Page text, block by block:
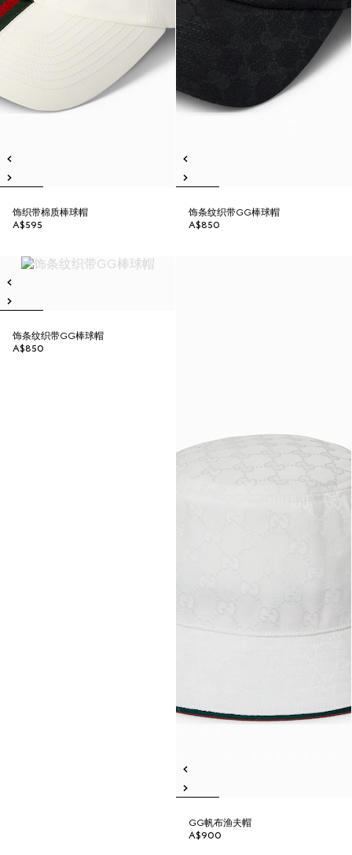
饰织带棉质棒球帽
A$595
饰条纹织带GG棒球帽
A$850
饰条纹织带GG棒球帽
A$850
GG帆布渔夫帽
A$900